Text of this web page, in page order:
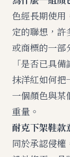
色經長期使用
定的聯想，許
或商標的一部
「是否已具
抹洋紅如何把
一個顏色與某
重量。
耐克下架鞋款
同於承認侵